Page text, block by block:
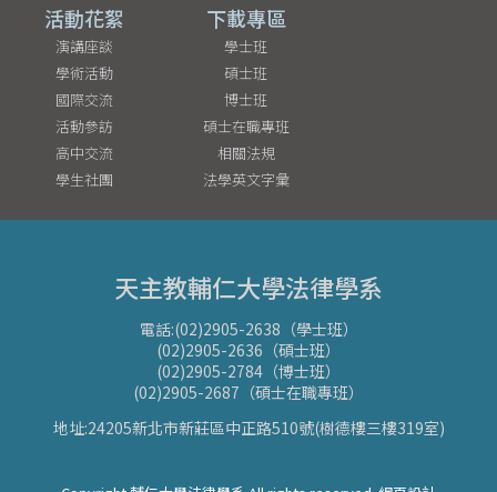
活動花絮
演講座談
學術活動
國際交流
活動參訪
高中交流
學生社團
下載專區
學士班
碩士班
博士班
碩士在職專班
相關法規
法學英文字彙
天主教輔仁大學法律學系
電話:(02)2905-2638（學士班）
(02)2905-2636（碩士班）
(02)2905-2784（博士班）
(02)2905-2687（碩士在職專班）
地址:24205新北市新莊區中正路510號(樹德樓三樓319室)